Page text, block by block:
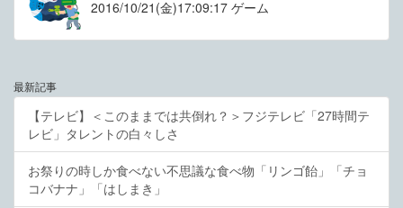
2016/10/21 (金)17:09:17 ゲーム
最新記事
【テレビ】＜このままでは共倒れ？＞フジテレビ「27時間テ
レビ」タレントの白々しさ
お祭りの時しか食べない不思議な食べ物「リンゴ飴」「チョ
コバナナ」「はしまき」